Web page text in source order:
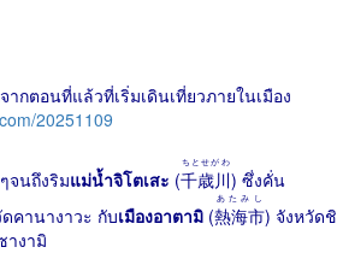
ากตอนที่แล้วที่เริ่มเดินเที่ยวภายในเมือง
20251109
จนถึงริมแม่น้ำจิโตเสะ (千歳川
ちとせがわ
) ซึ่งคั่น
ดคานางาวะ กับเมืองอาตามิ (熱海市
あたみし
) จังหวัดชิ
างามิ